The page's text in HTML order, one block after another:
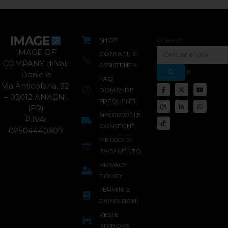
IMAGE OF
COMPANY di Vari
Daniele
Via Anticolana, 32
– 03012 ANAGNI
(FR)
P.IVA:
02504440609
SHOP
CONTATTI E
ASSISTENZA
FAQ
DOMANDE
FREQUENTI
SPEDIZIONI E
CONSEGNE
METODI DI
PAGAMENTO
PRIVACY
POLICY
TERMINI E
CONDIZIONI
RESI E
RIMBORSI